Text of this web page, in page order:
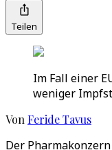
Teilen
Im Fall einer
weniger
Von Feride Tavus
Der